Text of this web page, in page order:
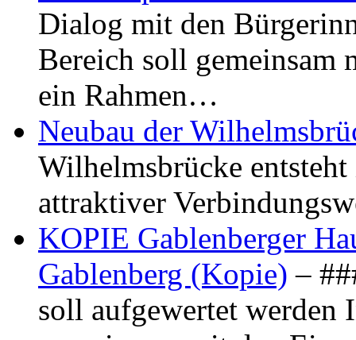
Dialog mit den
Bereich soll gemeinsam
ein Rahmen…
Neubau der
Wilhelmsbrücke
attraktiver
KOPIE Gablenberger
Gablenberg (Kopie) –
soll aufgewertet werden